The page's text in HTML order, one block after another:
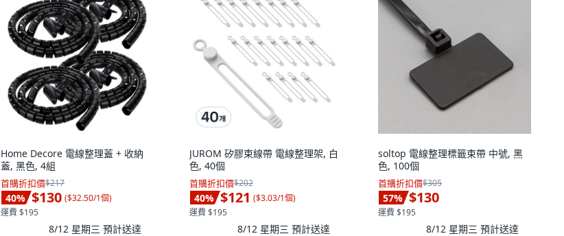
Home Decore 電線整理蓋 + 收納
蓋, 黑色, 4組
首購折扣價$217
40% $130 ($32.50/1個)
運費 $195
8/12 星期三 預計送達
JUROM 矽膠束線帶 電線整理架, 白
色, 40個
首購折扣價$202
40% $121 ($3.03/1個)
運費 $195
8/12 星期三 預計送達
soltop 電線整理標籤束帶 中號, 黑
色, 100個
首購折扣價$305
57% $130
運費 $195
8/12 星期三 預計送達